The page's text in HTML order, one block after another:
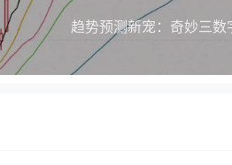
趋势预测新宠：奇妙三数